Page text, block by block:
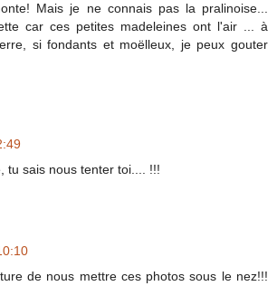
Mais je ne connais pas la pralinoise...
car ces petites madeleines ont l'air ... à
si fondants et moëlleux, je peux gouter
tu sais nous tenter toi.... !!!
de nous mettre ces photos sous le nez!!!